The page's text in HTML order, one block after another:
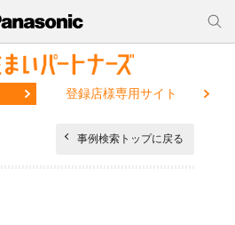
登録店様専用サイト
事例検索トップに戻る